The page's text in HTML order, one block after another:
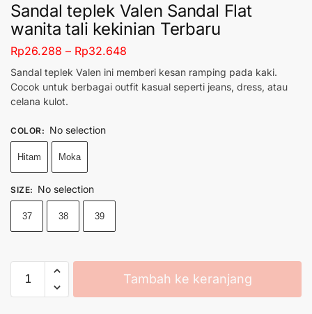
Sandal teplek Valen Sandal Flat
wanita tali kekinian Terbaru
Rp26.288 – Rp32.648
Sandal teplek Valen ini memberi kesan ramping pada kaki.
Cocok untuk berbagai outfit kasual seperti jeans, dress, atau
celana kulot.
COLOR: No selection
Hitam Moka
SIZE: No selection
37 38 39
Tambah ke keranjang